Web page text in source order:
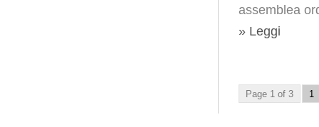
assemblea
» Leggi
Page 1 of 3 1